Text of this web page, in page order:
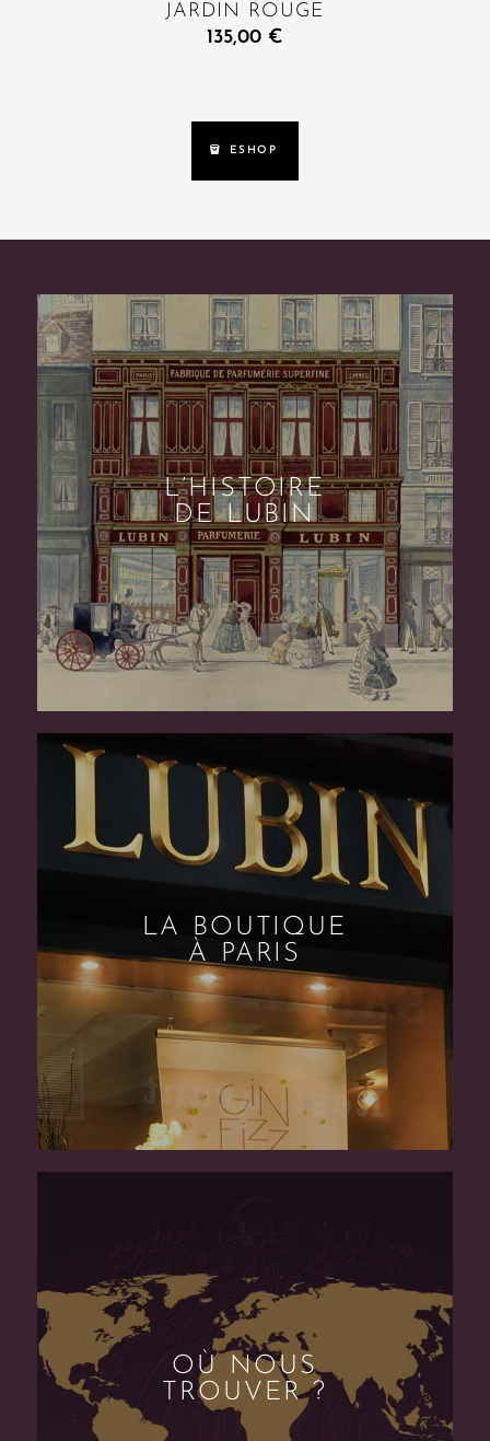
JARDIN ROUGE
135,00 €
ESHOP
L’HISTOIRE
DE LUBIN
LA BOUTIQUE
À PARIS
OÙ NOUS
TROUVER ?